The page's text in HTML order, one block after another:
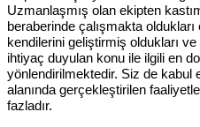
Uzmanlaşmış olan ekipten
beraberinde çalışmakta
kendilerini geliştirmiş oldukları
ihtiyaç duyulan konu ile ilgili en
yönlendirilmektedir. Siz de kabul
alanında gerçekleştirilen
fazladır.